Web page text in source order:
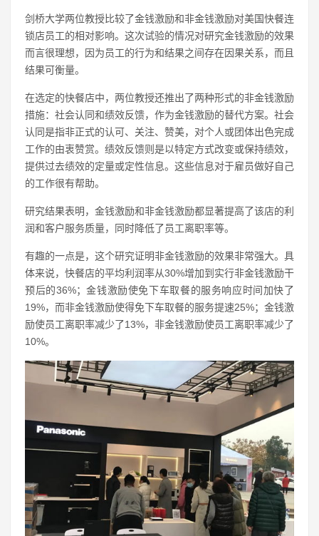
剑桥大学两位教授比较了金钱激励和非金钱激励对美国快餐连
锁店员工的相对影响。这次试验的情况对研究金钱激励的效果
而言很理想，因为员工的行为和结果之间存在因果关系，而且
结果可衡量。
在选定的快餐店中，两位教授还推出了两种形式的非金钱激励
措施：社会认同和绩效反馈，作为金钱激励的替代方案。社会
认同是指非正式的认可、关注、赞美，对个人或团体出色完成
工作的由衷赞赏。绩效反馈则是以特定方式改变或保持绩效，
提供过去绩效的定量或定性信息。这些信息对于雇员做好自己
的工作很有帮助。
研究结果表明，金钱激励和非金钱激励都显著提高了该店的利
润和客户服务质量，同时降低了员工离职率等。
有趣的一点是，这个研究证明非金钱激励的效果非常强大。具
体来说，快餐店的平均利润率从30%增加到实行非金钱激励干
预后的36%；金钱激励使免下车取餐的服务响应时间加快了
19%，而非金钱激励使得免下车取餐的服务提速25%；金钱激
励使员工离职率减少了13%，非金钱激励使员工离职率减少了
10%。